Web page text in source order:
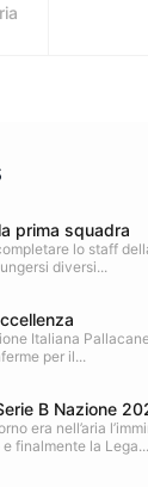
prima squadra
lo staff
diversi...
Italiana
per il...
B Nazione
era nell’aria
finalmente la Lega...